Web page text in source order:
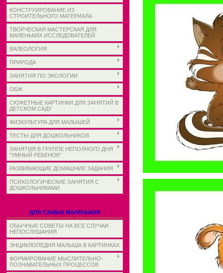
КОНСТРУИРОВАНИЕ ИЗ
СТРОИТЕЛЬНОГО МАТЕРИАЛА
ТВОРЧЕСКАЯ МАСТЕРСКАЯ ДЛЯ
МАЛЕНЬКИХ ИССЛЕДОВАТЕЛЕЙ
ВАЛЕОЛОГИЯ
ПРИРОДА
ЗАНЯТИЯ ПО ЭКОЛОГИИ
ОБЖ
СЮЖЕТНЫЕ КАРТИНКИ ДЛЯ ЗАНЯТИЙ В
ДЕТСКОМ САДУ
ФИЗКУЛЬТУРА ДЛЯ МАЛЫШЕЙ
ТЕСТЫ ДЛЯ ДОШКОЛЬНИКОВ
ЗАНЯТИЯ В ГРУППЕ НЕПОЛНОГО ДНЯ
"УМНЫЙ РЕБЕНОК"
РАЗВИВАЮЩИЕ ДОМАШНИЕ ЗАДАНИЯ
ПСИХОЛОГИЧЕСКИЕ ЗАНЯТИЯ С
ДОШКОЛЬНИКАМИ
ДЛЯ САМЫХ МАЛЕНЬКИХ
ОБЫЧНЫЕ СОВЕТЫ НА ВСЕ СЛУЧАИ
НЕПОСЛУШАНИЯ
ЭНЦИКЛОПЕДИЯ МАЛЫША В КАРТИНКАХ
ФОРМИРОВАНИЕ МЫСЛИТЕЛЬНО-
ПОЗНАВАТЕЛЬНЫХ ПРОЦЕССОВ